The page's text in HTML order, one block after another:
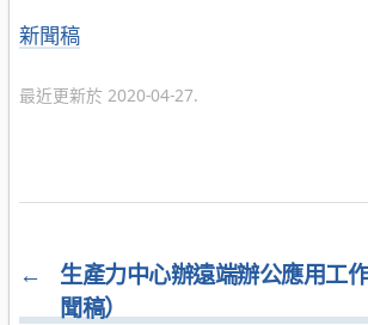
分
新聞稿
最近更新於 2020-04-27.
←
生產力中心辦遠端辦公應用工
聞稿）